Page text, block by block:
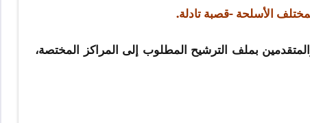
لمختلف الأسلحة -قصبة تادلة.
بملف الترشيح المطلوب إلى المراكز المختصة،